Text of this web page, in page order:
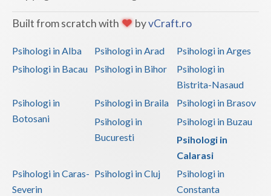
Built from scratch with byvCraft.ro
Psihologi in Alba Psihologi in Arad
Psihologi in Arges
Psihologi in Bacau
Psihologi in Bihor
Psihologi in
Bistrita-Nasaud
Psihologi in
Botosani
Psihologi in Braila
Psihologi in Brasov
Psihologi in
Bucuresti
Psihologi in Buzau
Psihologi in
Calarasi
Psihologi in Caras-
Severin
Psihologi in Cluj
Psihologi in
Constanta